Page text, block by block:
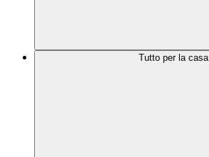
Tutto per la casa